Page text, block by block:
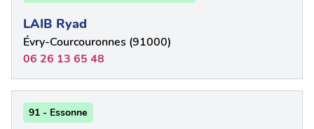
LAIB Ryad
Évry-Courcouronnes (91000)
06 26 13 65 48
91 - Essonne